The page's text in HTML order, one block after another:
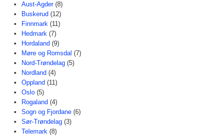
Aust-Agder (8)
Buskerud (12)
Finnmark (11)
Hedmark (7)
Hordaland (9)
Møre og Romsdal (7)
Nord-Trøndelag (5)
Nordland (4)
Oppland (11)
Oslo (5)
Rogaland (4)
Sogn og Fjordane (6)
Sør-Trøndelag (3)
Telemark (8)